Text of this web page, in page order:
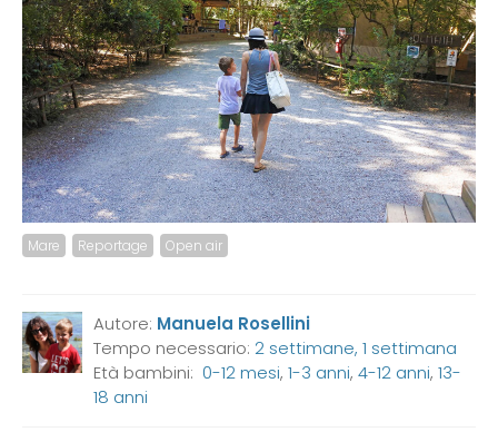
Mare Reportage Open air
Autore: Manuela Rosellini
Tempo necessario: 2 settimane, 1 settimana
Età bambini:0-12 mesi,1-3 anni,4-12 anni,13-
18 anni